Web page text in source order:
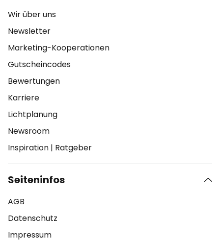
Wir über uns
Newsletter
Marketing-Kooperationen
Gutscheincodes
Bewertungen
Karriere
Lichtplanung
Newsroom
Inspiration | Ratgeber
Seiteninfos
AGB
Datenschutz
Impressum